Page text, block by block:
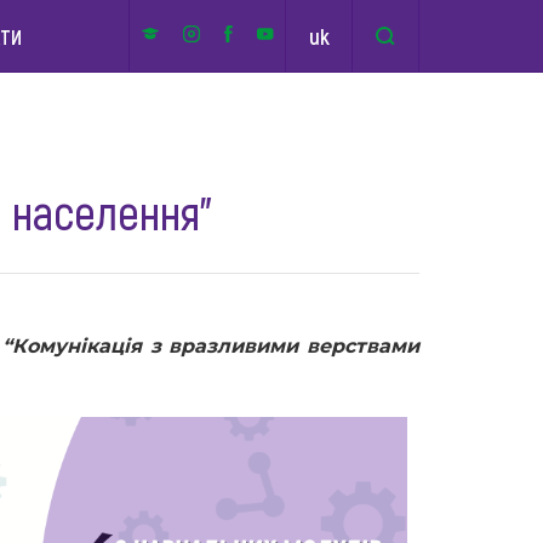
uk
з вразливими верствами